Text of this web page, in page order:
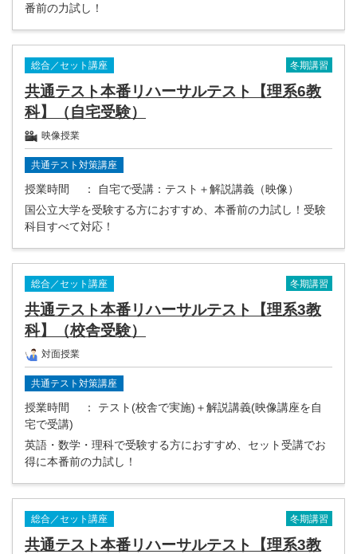
番前の力試し！
総合／セット講座 冬期講習
共通テスト本番リハーサルテスト【理系6教
科】（自宅受験）
映像授業
共通テスト対策講座
授業時間
： 自宅で受講：テスト＋解説講義（映像）
国公立大学を受験する方におすすめ、本番前の力試し！受験
科目すべて対応！
総合／セット講座 冬期講習
共通テスト本番リハーサルテスト【理系3教
科】（校舎受験）
対面授業
共通テスト対策講座
授業時間
： テスト(校舎で実施)＋解説講義(映像講座を自
宅で受講)
英語・数学・理科で受験する方におすすめ、セット受講でお
得に本番前の力試し！
総合／セット講座 冬期講習
共通テスト本番リハーサルテスト【理系3教